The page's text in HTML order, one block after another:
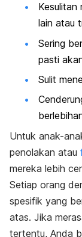
Kesulitan
lain atau
Sering
pasti
Sulit
Untuk anak-
penolakan atau
mereka lebih
Setiap orang
spesifik yang
atas. Jika
tertentu, Anda